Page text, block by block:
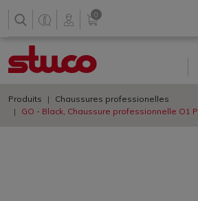
0
Produits
Chaussures professionelles
GO - Black, Chaussure professionnelle O1 P